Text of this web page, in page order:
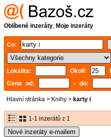
Oblíbené inzeráty, Moje inzeráty
Co:
Lokalita: Okolí:
Cena od:
- do:
Hlavní stránka > Knihy > karty i
1-1 inzerátů z 1
Nové inzeráty e-mailem